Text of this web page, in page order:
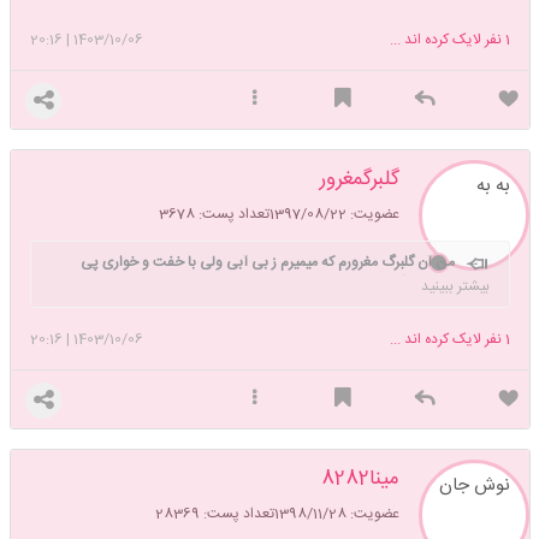
1403/10/06
|
20:16 1نفر لایک کرده اند ...
گلبرگمغرور
عضویت: 1397/08/22 تعداد پست: 3678
به به
من آن گلبرگ مغرورم که میمیرم ز بی آبی ولی با خفت و خواری پی
شبنم نمیگردمبیشتر ببینید
1403/10/06
|
20:16 1نفر لایک کرده اند ...
مینا8282
عضویت: 1398/11/28 تعداد پست: 28369
نوش جان